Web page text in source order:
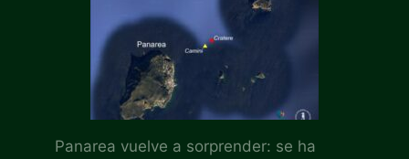
Panarea vuelve a sorprender: se ha